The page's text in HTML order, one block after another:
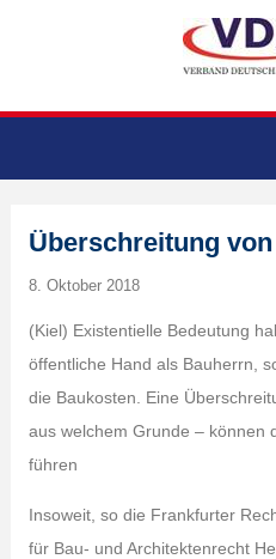
Überschreitung
8. Oktober 2018
(Kiel) Existentielle Bedeutung
öffentliche Hand als Bauherrn,
die Baukosten. Eine
aus welchem Grunde – können
führen
Insoweit, so die Frankfurter
für Bau- und Architektenrecht